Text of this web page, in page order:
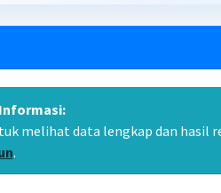
Informasi:
melihat data lengkap dan hasil
.